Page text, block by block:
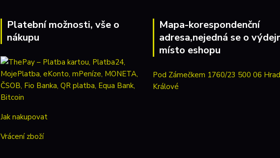
Platební možnosti, vše o
nákupu
Jak nakupovat
Vrácení zboží
Mapa-korespondenční
adresa,nejedná se o
místo eshopu
Pod Zámečkem 1760/23 500 06
Králové